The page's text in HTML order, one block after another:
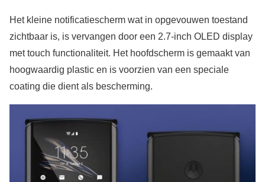
Het kleine notificatiescherm wat in opgevouwen toestand
zichtbaar is, is vervangen door een 2.7-inch OLED display
met touch functionaliteit. Het hoofdscherm is gemaakt van
hoogwaardig plastic en is voorzien van een speciale
coating die dient als bescherming.